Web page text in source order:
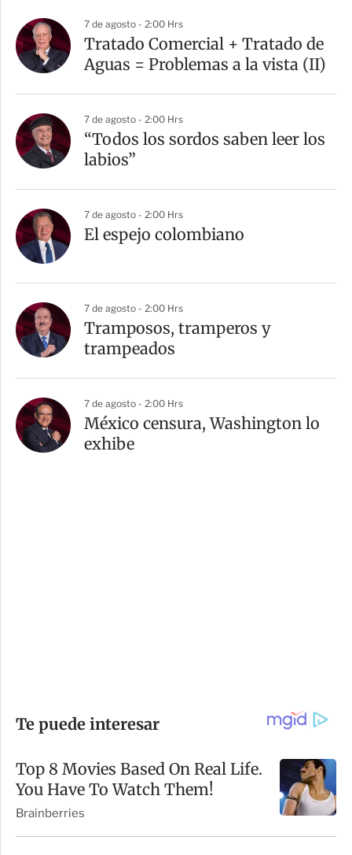
7 de agosto - 2:00 Hrs
Tratado Comercial + Tratado de
Aguas = Problemas a la vista (II)
7 de agosto - 2:00 Hrs
“Todos los sordos saben leer los
labios”
7 de agosto - 2:00 Hrs
El espejo colombiano
7 de agosto - 2:00 Hrs
Tramposos, tramperos y
trampeados
7 de agosto - 2:00 Hrs
México censura, Washington lo
exhibe